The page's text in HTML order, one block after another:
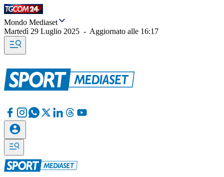
Mondo Mediaset
Martedì 29 Luglio 2025 - Aggiornato alle 16:17